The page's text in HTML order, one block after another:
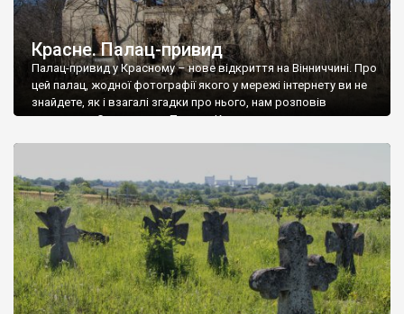
Красне. Палац-привид
Палац-привид у Красному – нове відкриття на Вінниччині. Про
цей палац, жодної фотографії якого у мережі інтернету ви не
знайдете, як і взагалі згадки про нього, нам розповів
мешканець Самгородка. Палац у Красному вразив не лише